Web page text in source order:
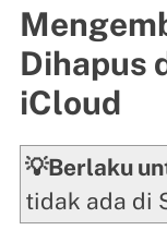
Dihapus
iCloud
💡Berlaku
tidak ada di